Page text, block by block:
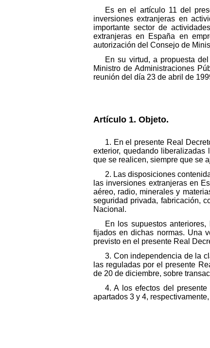
Es en el artículo 11 del
inversiones extranjeras en
importante sector de
extranjeras en España en
autorización del Consejo de
En su virtud, a propuesta
Ministro de Administraciones
reunión del día 23 de abril de
Artículo 1. Objeto.
1. En el presente Real
exterior, quedando
que se realicen, siempre que se
2. Las disposiciones
las inversiones extranjeras en
aéreo, radio, minerales y
seguridad privada, fabricación,
Nacional.
En los supuestos
fijados en dichas normas. Una
previsto en el presente Real
3. Con independencia de la
las reguladas por el presente
de 20 de diciembre, sobre
4. A los efectos del
apartados 3 y 4,